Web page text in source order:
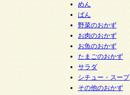
めん
ぱん
野菜のおかず
お肉のおかず
お魚のおかず
たまごのおかず
サラダ
シチュー・スープ
その他のおかず